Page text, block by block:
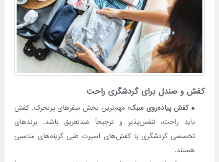
کفش و صندل برای گردشگری راحت
کفش پیاده‌روی سبک: مهم‌ترین بخش سفرهای پرتحرک. کفش
باید راحت، تنفس‌پذیر و ترجیحاً ضدتعریق باشد. برندهای
تخصصی گردشگری یا کفش‌های اسپرت طبی گزینه‌های مناسبی
هستند.